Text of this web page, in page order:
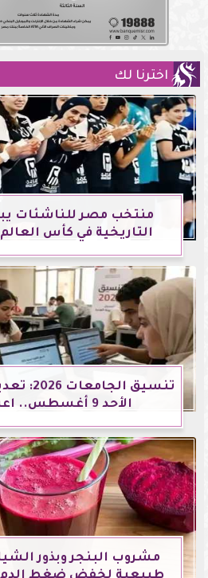
اخترنا لك
منتخب مصر للناشئات
التاريخية في كأس
تنسيق
الأحد 9 أغسطس.. اعرف القواعد...
مشروب البنجر وبذور